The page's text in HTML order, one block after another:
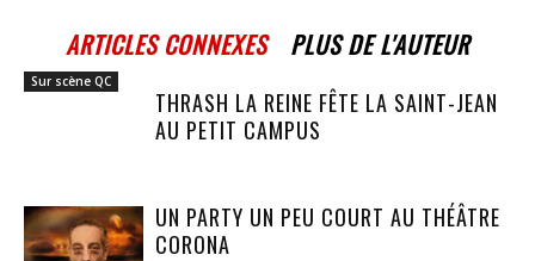
ARTICLES CONNEXES PLUS DE L'AUTEUR
Sur scène QC
THRASH LA REINE FÊTE LA SAINT-JEAN
AU PETIT CAMPUS
UN PARTY UN PEU COURT AU THÉÂTRE
CORONA